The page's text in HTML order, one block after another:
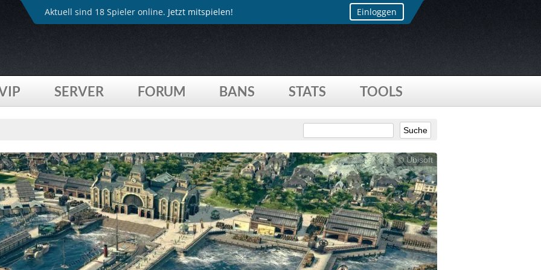
Aktuell sind 18 Spieler online. Jetzt mitspielen! Einloggen
SERVER FORUM BANS STATS TOOLS
© Ubisoft